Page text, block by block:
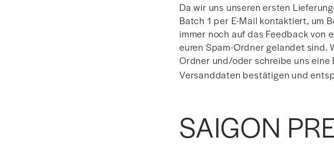
Da wir uns unseren ersten
Batch 1 per E-Mail kontaktiert, um
immer noch auf das Feedback von
euren Spam-Ordner gelandet sind.
Ordner und/oder schreibe uns eine
Versanddaten bestätigen und
SAIGON